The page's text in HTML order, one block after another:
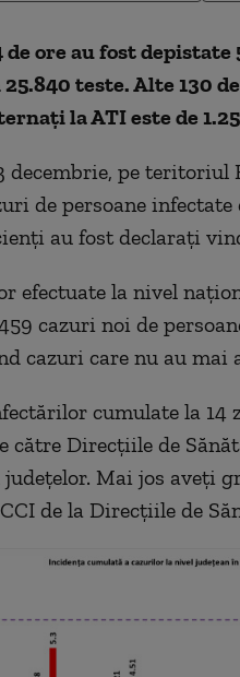
ore au fost depistate
25.840 teste. Alte 130
la ATI este de
decembrie, pe
de persoane
au fost declarați
efectuate la nivel
cazuri noi de
cazuri care nu au
cumulate la 14
către Direcțiile de
județelor. Mai jos aveți
de la Direcțiile de